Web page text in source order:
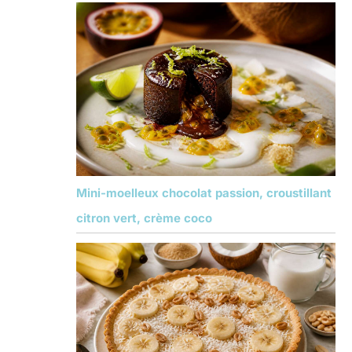
Mini-moelleux chocolat passion, croustillant
citron vert, crème coco